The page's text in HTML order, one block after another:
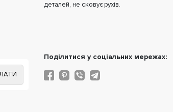
деталей, не сковує рухів.
Подiлитися у соцiальних мережах: